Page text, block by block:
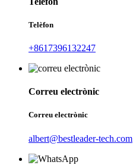
Telèfon
+8617396132247
Correu electrònic
Correu electrònic
albert@bestleader-tech.com